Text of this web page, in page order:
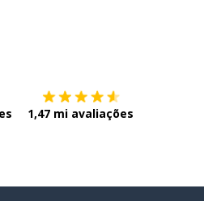
1,47 mi avaliações